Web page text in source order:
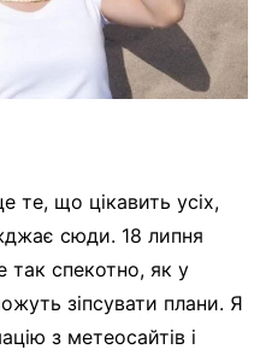
те, що цікавить усіх,
сюди. 18 липня
так спекотно, як у
зіпсувати плани. Я
з метеосайтів і